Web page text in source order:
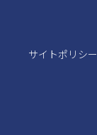
サイトポリシー